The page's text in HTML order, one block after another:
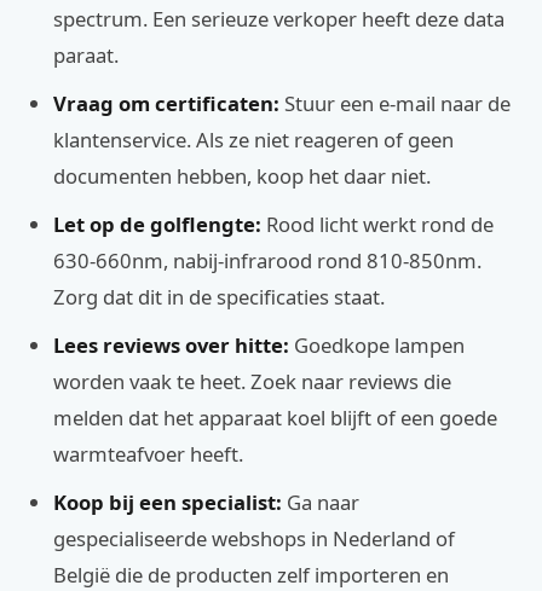
spectrum. Een serieuze verkoper heeft deze data
paraat.
Vraag om certificaten: Stuur een e-mail naar de
klantenservice. Als ze niet reageren of geen
documenten hebben, koop het daar niet.
Let op de golflengte: Rood licht werkt rond de
630-660nm, nabij-infrarood rond 810-850nm.
Zorg dat dit in de specificaties staat.
Lees reviews over hitte: Goedkope lampen
worden vaak te heet. Zoek naar reviews die
melden dat het apparaat koel blijft of een goede
warmteafvoer heeft.
Koop bij een specialist: Ga naar
gespecialiseerde webshops in Nederland of
België die de producten zelf importeren en